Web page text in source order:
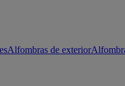
Alfombras de exterior